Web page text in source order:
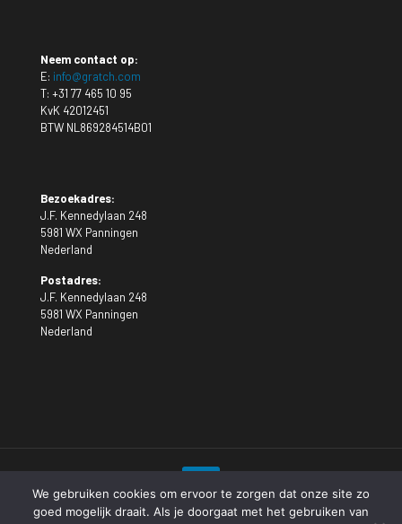
Neem contact op:
E: info@gratch.com
T: +31 77 465 10 95
KvK 42012451
BTW NL869284514B01
Bezoekadres:
J.F. Kennedylaan 248
5981 WX Panningen
Nederland
Postadres:
J.F. Kennedylaan 248
5981 WX Panningen
Nederland
© 2023 Gratch International. Alle rechten voorbehouden.
We gebruiken cookies om ervoor te zorgen dat onze site zo
goed mogelijk draait. Als je doorgaat met het gebruiken van